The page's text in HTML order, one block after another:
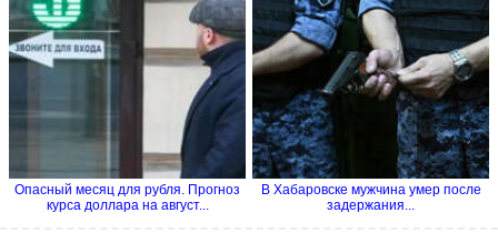
Опасный месяц для рубля. Прогноз
курса доллара на август...
В Хабаровске мужчина умер после
задержания...